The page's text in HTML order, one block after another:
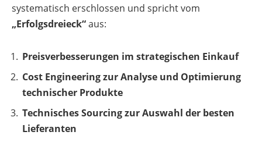
systematisch erschlossen und spricht vom
„Erfolgsdreieck“aus:
Preisverbesserungen im strategischen Einkauf
Cost Engineering zur Analyse und Optimierung
technischer Produkte
Technisches Sourcing zur Auswahl der besten
Lieferanten